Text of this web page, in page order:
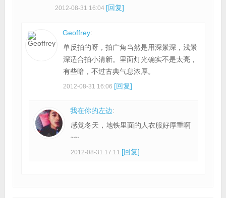
2012-08-31 16:04 [回复]
Geoffrey:
单反拍的呀，拍广角当然是用深景深，浅景
深适合拍小清新。里面灯光确实不是太亮，
有些暗，不过古典气息浓厚。
2012-08-31 16:06 [回复]
我在你的左边:
感觉冬天，地铁里面的人衣服好厚重啊
~~
2012-08-31 17:11 [回复]